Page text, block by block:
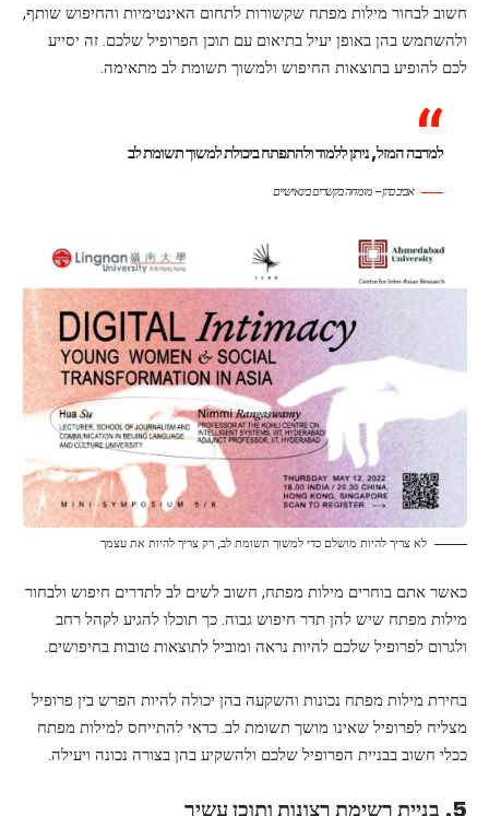
חשוב לבחור מילות מפתח שקשורות לתחום האינטימיות והחיפוש שותף,
ולהשתמש בהן באופן יעיל בתיאום עם תוכן הפרופיל שלכם. זה יסייע
לכם להופיע בתוצאות החיפוש ולמשוך תשומת לב מתאימה.
למרבה המזל, ניתן ללמוד ולהתפתח ביכולת למשוך תשומת לב
אביב כהן – מומחה בקשרים בינאישיים
לא צריך להיות מושלם כדי למשוך תשומת לב, רק צריך להיות את עצמך
כאשר אתם בוחרים מילות מפתח, חשוב לשים לב לתדרים חיפוש ולבחור
מילות מפתח שיש להן תדר חיפוש גבוה. כך תוכלו להגיע לקהל רחב
ולגרום לפרופיל שלכם להיות נראה ומוביל לתוצאות טובות בחיפושים.
בחירת מילות מפתח נכונות והשקעה בהן יכולה להיות הפרש בין פרופיל
מצליח לפרופיל שאינו מושך תשומת לב. כדאי להתייחס למילות מפתח
ככלי חשוב בבניית הפרופיל שלכם ולהשקיע בהן בצורה נכונה ויעילה.
5. בניית רשימת רצונות ותוכן עשיר